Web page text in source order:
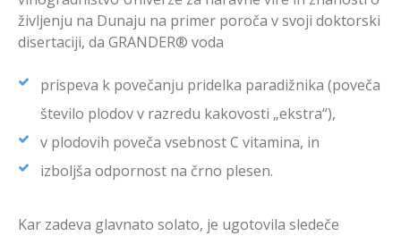
življenju na Dunaju na primer poroča v svoji doktorski
disertaciji, da GRANDER® voda
prispeva k povečanju pridelka paradižnika (poveča
število plodov v razredu kakovosti „ekstra“),
v plodovih poveča vsebnost C vitamina, in
izboljša odpornost na črno plesen.
Kar zadeva glavnato solato, je ugotovila sledeče